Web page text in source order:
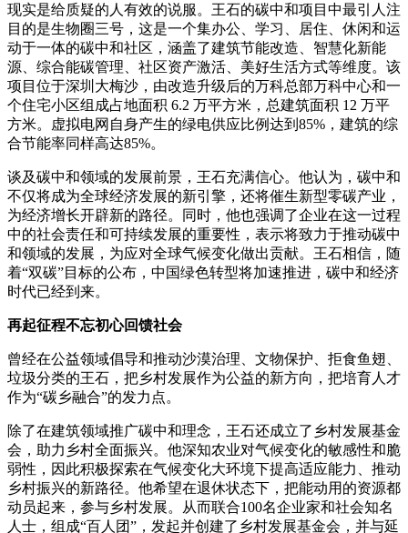
现实是给质疑的人有效的说服。王石的碳中和项目中最引人注
目的是生物圈三号，这是一个集办公、学习、居住、休闲和运
动于一体的碳中和社区，涵盖了建筑节能改造、智慧化新能
源、综合能碳管理、社区资产激活、美好生活方式等维度。该
项目位于深圳大梅沙，由改造升级后的万科总部万科中心和一
个住宅小区组成占地面积 6.2 万平方米，总建筑面积 12 万平
方米。虚拟电网自身产生的绿电供应比例达到85%，建筑的综
合节能率同样高达85%。
谈及碳中和领域的发展前景，王石充满信心。他认为，碳中和
不仅将成为全球经济发展的新引擎，还将催生新型零碳产业，
为经济增长开辟新的路径。同时，他也强调了企业在这一过程
中的社会责任和可持续发展的重要性，表示将致力于推动碳中
和领域的发展，为应对全球气候变化做出贡献。王石相信，随
着“双碳”目标的公布，中国绿色转型将加速推进，碳中和经济
时代已经到来。
再起征程不忘初心回馈社会
曾经在公益领域倡导和推动沙漠治理、文物保护、拒食鱼翅、
垃圾分类的王石，把乡村发展作为公益的新方向，把培育人才
作为“碳乡融合”的发力点。
除了在建筑领域推广碳中和理念，王石还成立了乡村发展基金
会，助力乡村全面振兴。他深知农业对气候变化的敏感性和脆
弱性，因此积极探索在气候变化大环境下提高适应能力、推动
乡村振兴的新路径。他希望在退休状态下，把能动用的资源都
动员起来，参与乡村发展。从而联合100名企业家和社会知名
人士，组成“百人团”，发起并创建了乡村发展基金会，并与延